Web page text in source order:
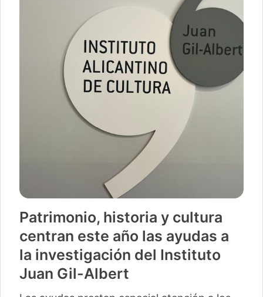
Patrimonio, historia y cultura
centran este año las ayudas a
la investigación del Instituto
Juan Gil-Albert